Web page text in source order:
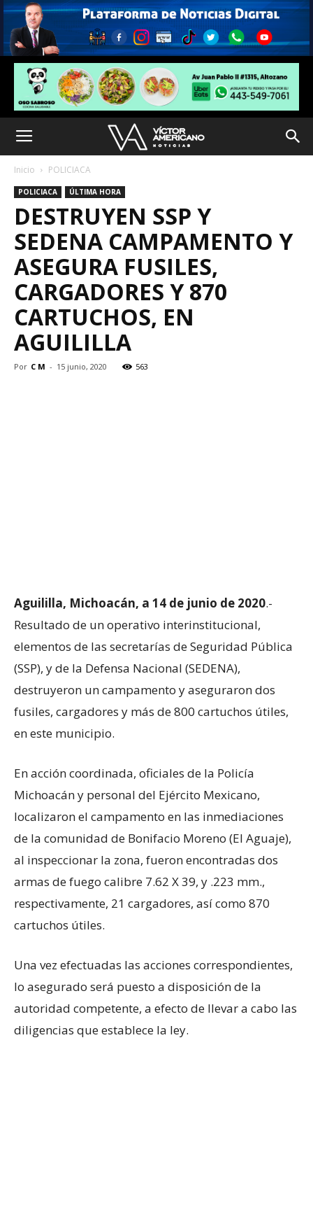
Inicio POLICIACA
POLICIACA ÚLTIMA HORA
DESTRUYEN SSP Y
SEDENA CAMPAMENTO Y
ASEGURA FUSILES,
CARGADORES Y 870
CARTUCHOS, EN
AGUILILLA
Por C M - 15 junio, 2020 563
Aguililla, Michoacán, a 14 de junio de 2020.-
Resultado de un operativo interinstitucional,
elementos de las secretarías de Seguridad Pública
(SSP), y de la Defensa Nacional (SEDENA),
destruyeron un campamento y aseguraron dos
fusiles, cargadores y más de 800 cartuchos útiles,
en este municipio.
En acción coordinada, oficiales de la Policía
Michoacán y personal del Ejército Mexicano,
localizaron el campamento en las inmediaciones
de la comunidad de Bonifacio Moreno (El Aguaje),
al inspeccionar la zona, fueron encontradas dos
armas de fuego calibre 7.62 X 39, y .223 mm.,
respectivamente, 21 cargadores, así como 870
cartuchos útiles.
Una vez efectuadas las acciones correspondientes,
lo asegurado será puesto a disposición de la
autoridad competente, a efecto de llevar a cabo las
diligencias que establece la ley.